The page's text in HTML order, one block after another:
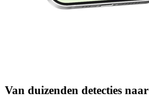
Van duizenden detecties